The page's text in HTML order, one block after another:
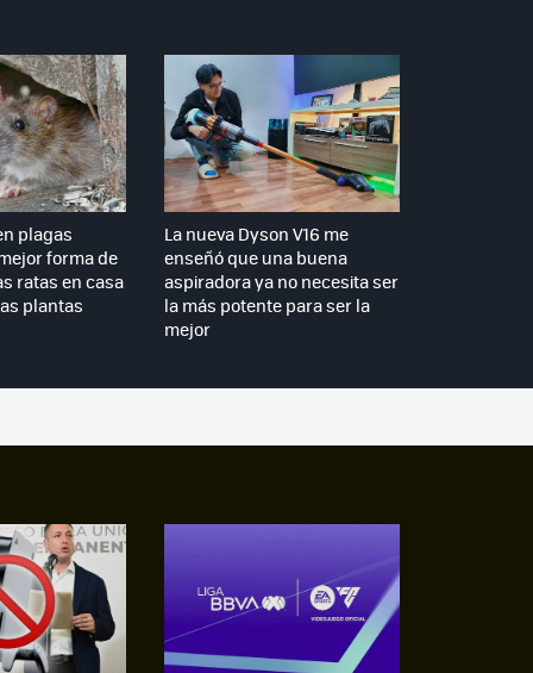
plagas
forma de
ratas en casa
plantas
La nueva Dyson V16 me
enseñó que una buena
aspiradora ya no necesita ser
la más potente para ser la
mejor